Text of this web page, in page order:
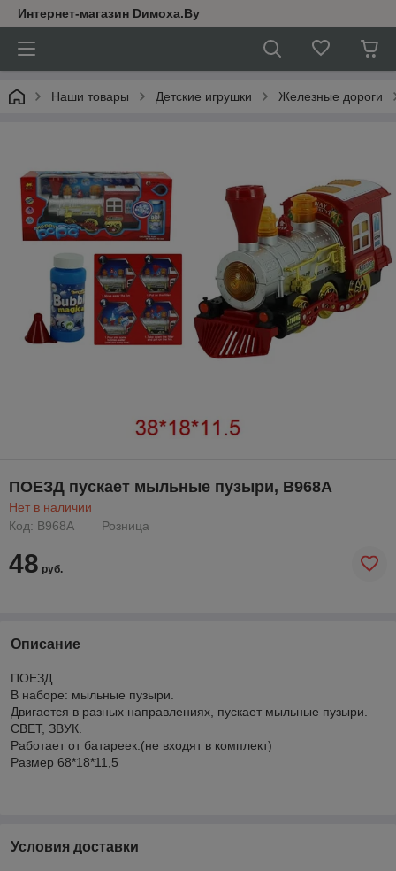
Интернет-магазин Dимoхa.By
Наши товары Детские игрушки Железные дороги
ПОЕЗД пускает мыльные пузыри, B968A
Нет в наличии
Код: B968A
Розница
48 руб.
Описание
ПОЕЗД
В наборе: мыльные пузыри.
Двигается в разных направлениях, пускает мыльные пузыри.
СВЕТ, ЗВУК.
Работает от батареек.(не входят в комплект)
Размер 68*18*11,5
Условия доставки